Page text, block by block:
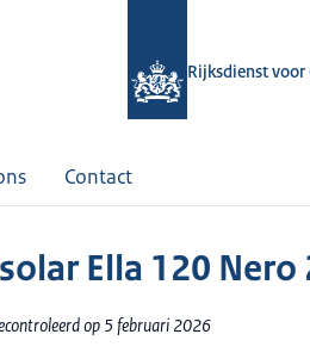
Rijksdienst
Contact
Ella 120 Nero
op 5 februari 2026